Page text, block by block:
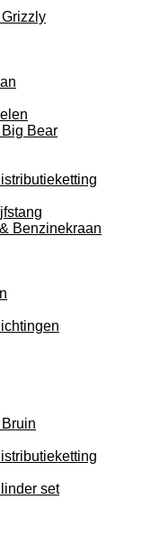
Bear
Benzinekraan
set